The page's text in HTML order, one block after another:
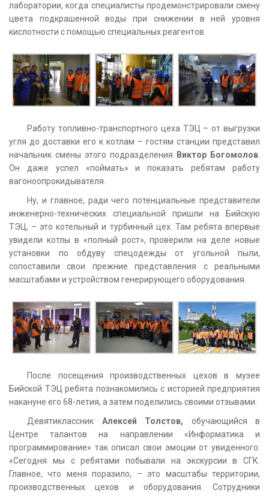
лаборатории, когда специалисты продемонстрировали смену
цвета подкрашенной воды при снижении в ней уровня
кислотности с помощью специальных реагентов.
Работу топливно-транспортного цеха ТЭЦ – от выгрузки
угля до доставки его к котлам – гостям станции представил
начальник смены этого подразделения
Виктор Богомолов
Он даже успел «поймать» и показать ребятам работу
вагоноопрокидывателя.
Ну, и главное, ради чего потенциальные представители
инженерно-технических специальной пришли на Бийскую
ТЭЦ, – это котельный и турбинный цех. Там ребята впервые
увидели котлы в «полный рост», проверили на деле новые
установки по обдуву спецодежды от угольной пыли,
сопоставили свои прежние представления с реальными
масштабами и устройством генерирующего оборудования.
После посещения производственных цехов в музее
Бийской ТЭЦ ребята познакомились с историей предприятия
накануне его 68-летия, а затем поделились своими отзывами.
Девятиклассник Алексей Толстов, обучающийся в
Центре талантов на направлении «Информатика и
программирование» так описал свои эмоции от увиденного:
«Сегодня мы с ребятами побывали на экскурсии в СГК.
Главное, что меня поразило, – это масштабы территории,
производственных цехов и оборудования. Сотрудники